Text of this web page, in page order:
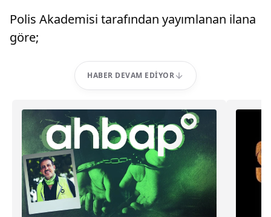
Polis Akademisi tarafından yayımlanan ilana
göre;
HABER DEVAM EDIYOR